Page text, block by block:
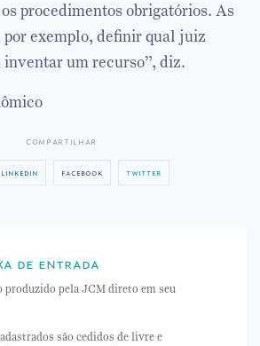
procedimentos obrigatórios. As
por exemplo, definir qual juiz
inventar um recurso”, diz.
compartilhar
linkedin facebook twitter
de entrada
produzido pela JCM direto em seu
são cedidos de livre e